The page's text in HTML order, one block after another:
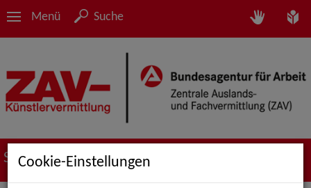
Menü Suche
Suche nach Künstler*innen
Cookie-Einstellungen